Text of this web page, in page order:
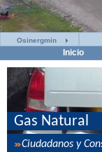
Osinergmin
Inicio